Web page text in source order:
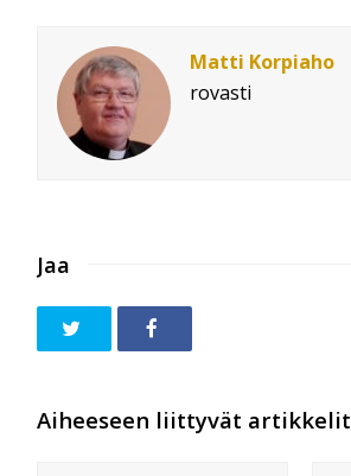
Matti Korpiaho
rovasti
Jaa
Aiheeseen liittyvät artikkelit